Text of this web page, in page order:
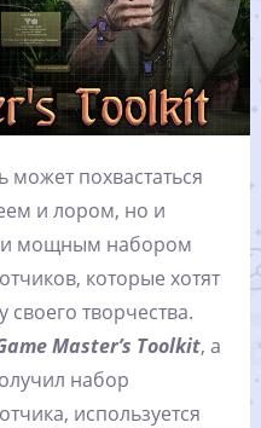
может похвастаться
и лором, но и
и мощным набором
которые хотят
своего творчества.
Master’s Toolkit, а
набор
используется